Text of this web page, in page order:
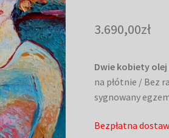
3.690,00zł
Dwie kobiety olej
na płótnie / Bez
sygnowany
Bezpłatna